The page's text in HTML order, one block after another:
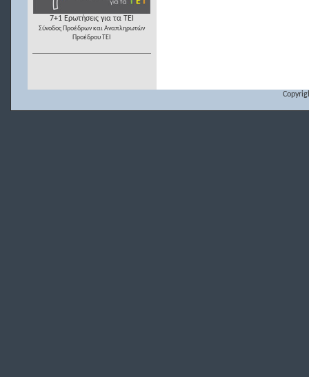
7+1 Ερωτήσεις για τα ΤΕΙ
Σύνοδος Προέδρων και Αναπληρωτών
Προέδρου ΤΕΙ